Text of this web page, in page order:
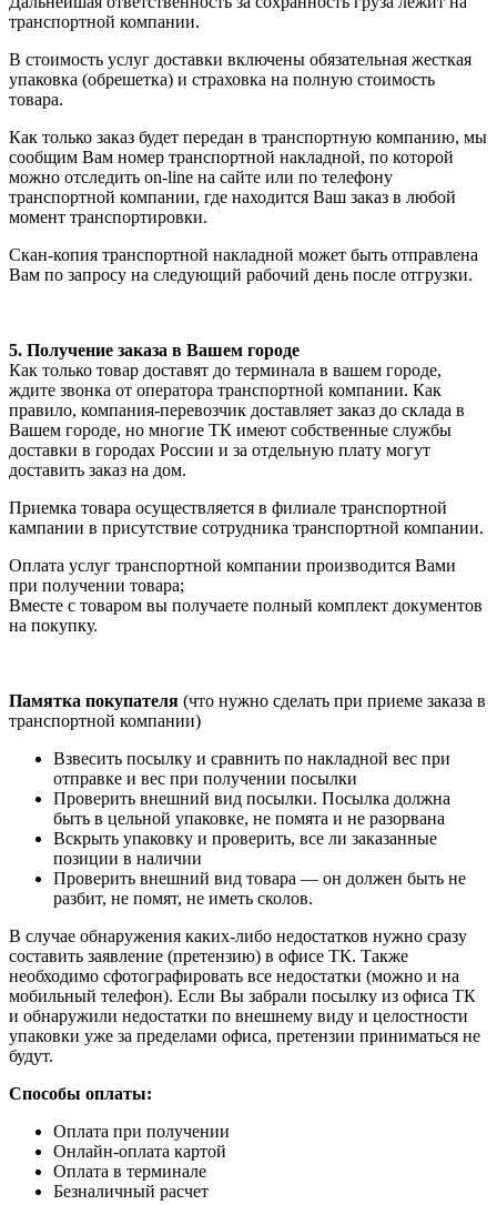
транспортной компании.
В стоимость услуг доставки включены обязательная жесткая
упаковка (обрешетка) и страховка на полную стоимость
товара.
Как только заказ будет передан в транспортную компанию, мы
сообщим Вам номер транспортной накладной, по которой
можно отследить on-line на сайте или по телефону
транспортной компании, где находится Ваш заказ в любой
момент транспортировки.
Скан-копия транспортной накладной может быть отправлена
Вам по запросу на следующий рабочий день после отгрузки.
5. Получение заказа в Вашем городе
Как только товар доставят до терминала в вашем городе,
ждите звонка от оператора транспортной компании. Как
правило, компания-перевозчик доставляет заказ до склада в
Вашем городе, но многие ТК имеют собственные службы
доставки в городах России и за отдельную плату могут
доставить заказ на дом.
Приемка товара осуществляется в филиале транспортной
кампании в присутствие сотрудника транспортной компании.
Оплата услуг транспортной компании производится Вами
при получении товара;
Вместе с товаром вы получаете полный комплект документов
на покупку.
Памятка покупателя (что нужно сделать при приеме заказа в
транспортной компании)
Взвесить посылку и сравнить по накладной вес при
отправке и вес при получении посылки
Проверить внешний вид посылки. Посылка должна
быть в цельной упаковке, не помята и не разорвана
Вскрыть упаковку и проверить, все ли заказанные
позиции в наличии
Проверить внешний вид товара — он должен быть не
разбит, не помят, не иметь сколов.
В случае обнаружения каких-либо недостатков нужно сразу
составить заявление (претензию) в офисе ТК. Также
необходимо сфотографировать все недостатки (можно и на
мобильный телефон). Если Вы забрали посылку из офиса ТК
и обнаружили недостатки по внешнему виду и целостности
упаковки уже за пределами офиса, претензии приниматься не
будут.
Способы оплаты:
Оплата при получении
Онлайн-оплата картой
Оплата в терминале
Безналичный расчет